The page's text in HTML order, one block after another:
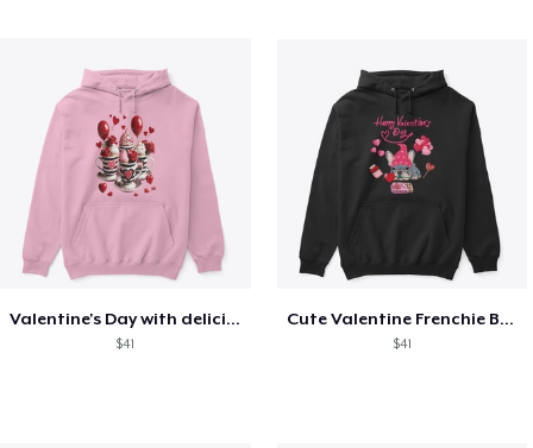
Valentine's Day with delicious food
$41
Cute Valentine Frenchie Bulldog
$41